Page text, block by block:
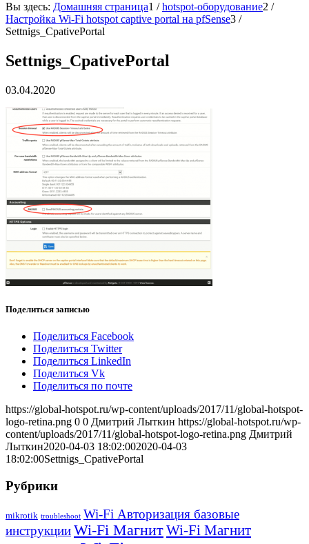
Вы здесь: Домашняя страница1 / hotspot-оборудование2 /
Настройка Wi-Fi hotspot captive portal на pfSense3 /
Settnigs_CpativePortal
Settnigs_CpativePortal
03.04.2020
Поделиться записью
Поделиться Facebook
Поделиться Twitter
Поделиться LinkedIn
Поделиться Vk
Поделиться по почте
https://global-hotspot.ru/wp-content/uploads/2017/11/global-hotspot-
logo-retina.png 0 0 Дмитрий Лыткин https://global-hotspot.ru/wp-
content/uploads/2017/11/global-hotspot-logo-retina.png Дмитрий
Лыткин2020-04-03 18:02:002020-04-03
18:02:00Settnigs_CpativePortal
Рубрики
mikrotik troubleshoot Wi-Fi Авторизация базовые
инструкцииWi-Fi МагнитWi-Fi Магнит